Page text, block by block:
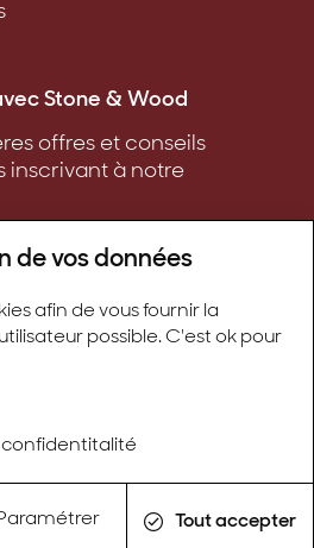
Stone & Wood
offres et conseils
inscrivant à notre
de vos données
afin de vous fournir la
possible. C'est ok pour
confidentitalité
Tout accepter